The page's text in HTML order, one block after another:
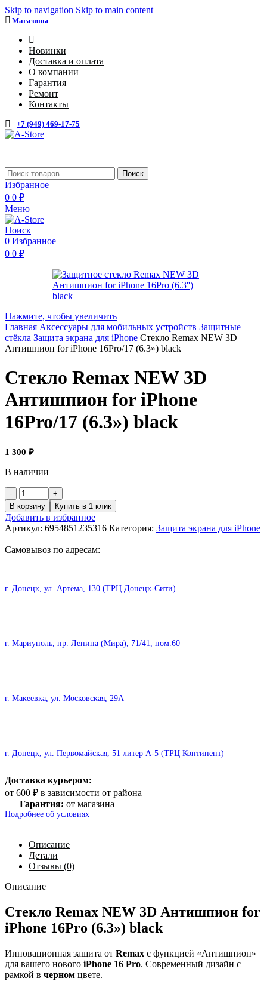
Skip to navigation Skip to main content
Магазины
Новинки
Доставка и оплата
О компании
Гарантия
Ремонт
Контакты
+7 (949) 469-17-75
Поиск
Избранное
0 0 ₽
Меню
Поиск
0 Избранное
0 0 ₽
Нажмите, чтобы увеличить
Главная Аксессуары для мобильных устройств Защитные
стёкла Защита экрана для iPhone Стекло Remax NEW 3D
Антишпион for iPhone 16Pro/17 (6.3») black
Стекло Remax NEW 3D
Антишпион for iPhone
16Pro/17 (6.3») black
1 300 ₽
В наличии
В корзину Купить в 1 клик
Добавить в избранное
Артикул: 6954851235316 Категория: Защита экрана для iPhone
Самовывоз по адресам:
г. Донецк, ул. Артёма, 130 (ТРЦ Донецк-Сити)
г. Мариуполь, пр. Ленина (Мира), 71/41, пом.60
г. Макеевка, ул. Московская, 29А
г. Донецк, ул. Первомайская, 51 литер А-5 (ТРЦ Континент)
Доставка курьером:
от 600 ₽ в зависимости от района
Гарантия: от магазина
Подробнее об условиях
Описание
Детали
Отзывы (0)
Описание
Стекло Remax NEW 3D Антишпион for
iPhone 16Pro (6.3») black
Инновационная защита от Remax с функцией «Антишпион»
для вашего нового iPhone 16 Pro. Современный дизайн с
рамкой в черном цвете.